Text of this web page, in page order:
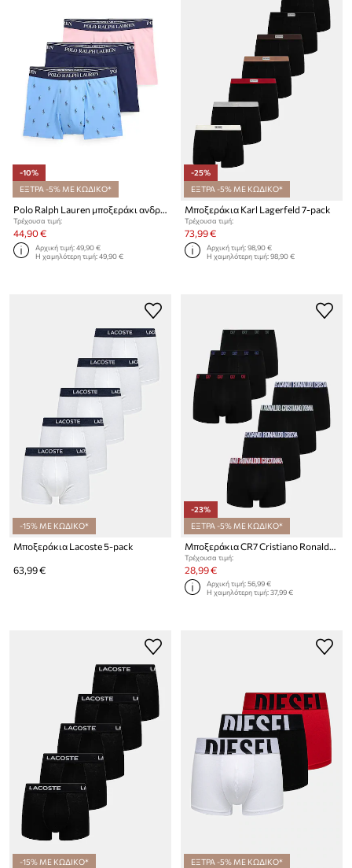
-10%
ΕΞΤΡΑ -5% ΜΕ ΚΩΔΙΚΟ*
Polo Ralph Lauren μποξεράκι ανδρικό βαμβάκι με ελαστάν 3-pack
Τρέχουσα τιμή:
44,90 €
Αρχική τιμή:49,90 €
Η χαμηλότερη τιμή:49,90 €
-25%
ΕΞΤΡΑ -5% ΜΕ ΚΩΔΙΚΟ*
Μποξεράκια Karl Lagerfeld 7-pack
Τρέχουσα τιμή:
73,99 €
Αρχική τιμή:98,90 €
Η χαμηλότερη τιμή:98,90 €
-15% ΜΕ ΚΩΔΙΚΟ*
Μποξεράκια Lacoste 5-pack
63,99 €
-23%
ΕΞΤΡΑ -5% ΜΕ ΚΩΔΙΚΟ*
Τρέχουσα τιμή:
28,99 €
Αρχική τιμή:56,99 €
Η χαμηλότερη τιμή:37,99 €
-15% ΜΕ ΚΩΔΙΚΟ* ΕΞΤΡΑ -5% ΜΕ ΚΩΔΙΚΟ*